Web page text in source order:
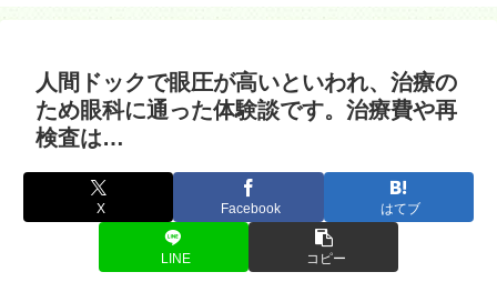
人間ドックで眼圧が高いといわれ、治療の
ため眼科に通った体験談です。治療費や再
検査は…
X Facebook はてブ
LINE コピー